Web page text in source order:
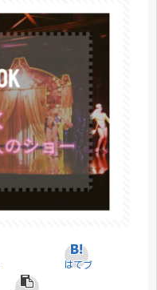
はてブ